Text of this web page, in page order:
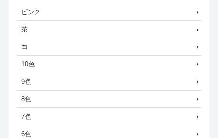
ピンク
茶
白
10色
9色
8色
7色
6色